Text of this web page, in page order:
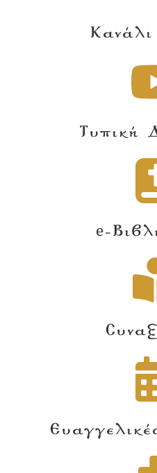
Κανάλι
Τυπική
e-